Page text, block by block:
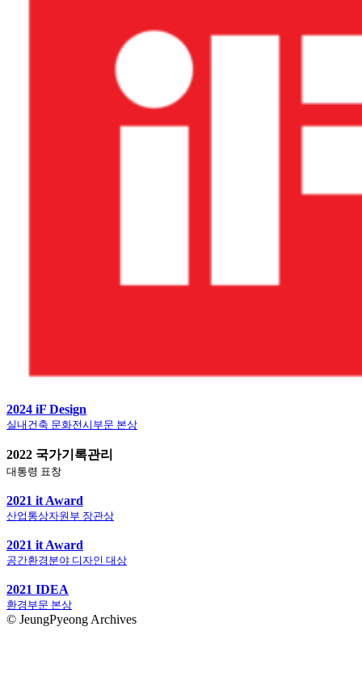
2024 iF Design
실내건축 문화전시부문 본상
2022 국가기록관리
대통령 표창
2021 it Award
산업통상자원부 장관상
2021 it Award
공간환경분야 디자인 대상
2021 IDEA
환경부문 본상
© JeungPyeong Archives